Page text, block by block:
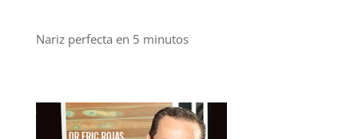
Nariz perfecta en 5 minutos